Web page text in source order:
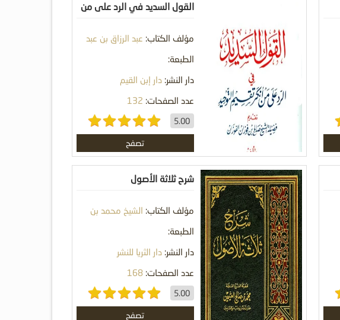
القول السديد في الرد على من
مؤلف الكتاب: عبد الرزاق بن عبد
المحسن البدر
الطبعة:
دار النشر:دار إبن القيم
عدد الصفحات: 132
5.00
تصفح
شرح ثلاثة الأصول
مؤلف الكتاب: الشيخ محمد بن
صالح العثيمين
الطبعة:
دار النشر:دار الثريا للنشر
عدد الصفحات:168
5.00
تصفح